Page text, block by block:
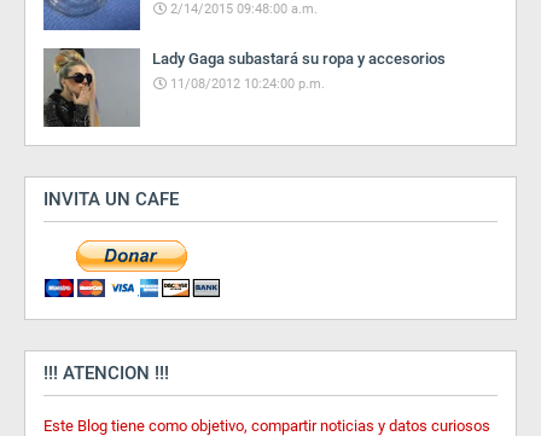
2/14/2015 09:48:00 a.m.
Lady Gaga subastará su ropa y accesorios
11/08/2012 10:24:00 p.m.
INVITA UN CAFE
!!! ATENCION !!!
Este Blog tiene como objetivo, compartir noticias y datos curiosos